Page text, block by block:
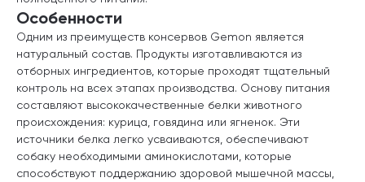
Особенности
Одним из преимуществ консервов Gemon является
натуральный состав. Продукты изготавливаются из
отборных ингредиентов, которые проходят тщательный
контроль на всех этапах производства. Основу питания
составляют высококачественные белки животного
происхождения: курица, говядина или ягненок. Эти
источники белка легко усваиваются, обеспечивают
собаку необходимыми аминокислотами, которые
способствуют поддержанию здоровой мышечной массы,